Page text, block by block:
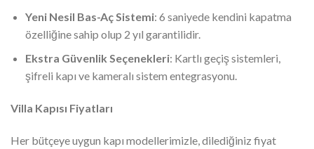
Yeni Nesil Bas-Aç Sistemi: 6 saniyede kendini kapatma
özelliğine sahip olup 2 yıl garantilidir.
Ekstra Güvenlik Seçenekleri: Kartlı geçiş sistemleri,
şifreli kapı ve kameralı sistem entegrasyonu.
Villa Kapısı Fiyatları
Her bütçeye uygun kapı modellerimizle, dilediğiniz fiyat